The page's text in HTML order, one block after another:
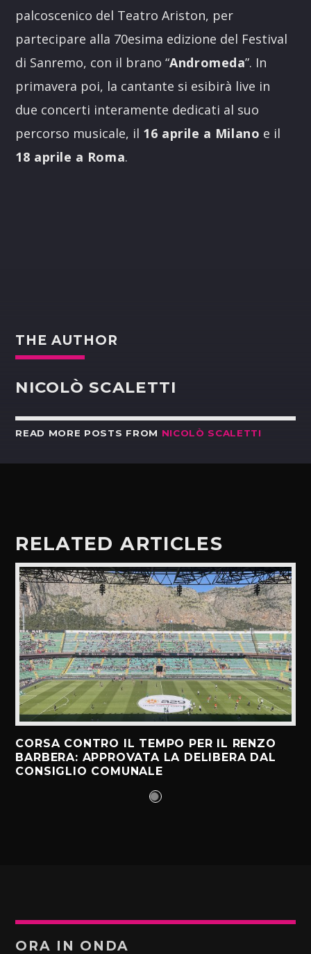
palcoscenico del Teatro Ariston, per
partecipare alla 70esima edizione del Festival
di Sanremo, con il brano “Andromeda”. In
primavera poi, la cantante si esibirà live in
due concerti interamente dedicati al suo
percorso musicale, il 16 aprile a Milano e il
18 aprile a Roma.
THE AUTHOR
NICOLÒ SCALETTI
READ MORE POSTS FROM NICOLÒ SCALETTI
RELATED ARTICLES
CORSA CONTRO IL TEMPO PER IL RENZO
BARBERA: APPROVATA LA DELIBERA DAL
CONSIGLIO COMUNALE
ORA IN ONDA